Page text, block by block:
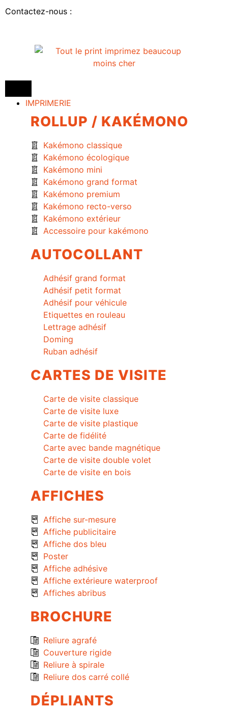
Contactez-nous :
IMPRIMERIE
ROLLUP / KAKÉMONO
Kakémono classique
Kakémono écologique
Kakémono mini
Kakémono grand format
Kakémono premium
Kakémono recto-verso
Kakémono extérieur
Accessoire pour kakémono
AUTOCOLLANT
Adhésif grand format
Adhésif petit format
Adhésif pour véhicule
Etiquettes en rouleau
Lettrage adhésif
Doming
Ruban adhésif
CARTES DE VISITE
Carte de visite classique
Carte de visite luxe
Carte de visite plastique
Carte de fidélité
Carte avec bande magnétique
Carte de visite double volet
Carte de visite en bois
AFFICHES
Affiche sur-mesure
Affiche publicitaire
Affiche dos bleu
Poster
Affiche adhésive
Affiche extérieure waterproof
Affiches abribus
BROCHURE
Reliure agrafé
Couverture rigide
Reliure à spirale
Reliure dos carré collé
DÉPLIANTS